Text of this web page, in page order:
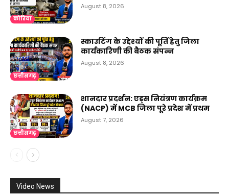
कोरिया
August 8, 2026
छत्तीसगढ़
स्काउटिंग के उद्देश्यों की पूर्ति हेतु जिला
कार्यकारिणी की बैठक संपन्न
August 8, 2026
छत्तीसगढ़
शानदार प्रदर्शन: एड्स नियंत्रण कार्यक्रम
(NACP) में MCB जिला पूरे प्रदेश में प्रथम
August 7, 2026
Video News